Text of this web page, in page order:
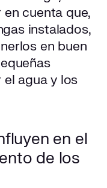
cuenta que,
instalados,
en buen
agua y los
en el
de los